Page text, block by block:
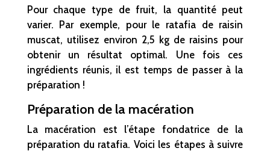
Pour chaque type de fruit, la quantité peut
varier. Par exemple, pour le ratafia de raisin
muscat, utilisez environ 2,5 kg de raisins pour
obtenir un résultat optimal. Une fois ces
ingrédients réunis, il est temps de passer à la
préparation !
Préparation de la macération
La macération est l’étape fondatrice de la
préparation du ratafia. Voici les étapes à suivre